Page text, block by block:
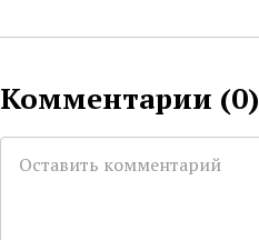
Комментарии (0)